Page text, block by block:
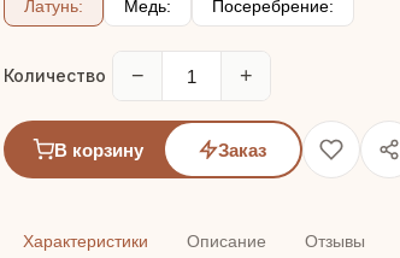
Латунь: Медь: Посеребрение:
Количество − +
В корзину Заказ
Характеристики Описание Отзывы